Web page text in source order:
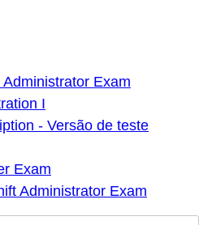
Exam
I
- Versão de teste
Exam
Administrator Exam